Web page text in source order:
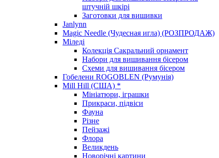
штучній шкірі
Заготовки для вишивки
Janlynn
Magic Needle (Чудесная игла) (РОЗПРОДАЖ)
Міледі
Колекція Сакральний орнамент
Набори для вишивання бісером
Схеми для вишивання бісером
Гобелени ROGOBLEN (Румунія)
Mill Hill (США) *
Мініатюри, іграшки
Прикраси, підвіси
Фауна
Різне
Пейзажі
Флора
Великдень
Новорічні картини